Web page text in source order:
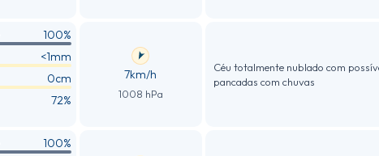
100%
<1mm
0cm
72%
7km/h
1008 hPa
Céu totalmente nublado com
pancadas com chuvas
100%